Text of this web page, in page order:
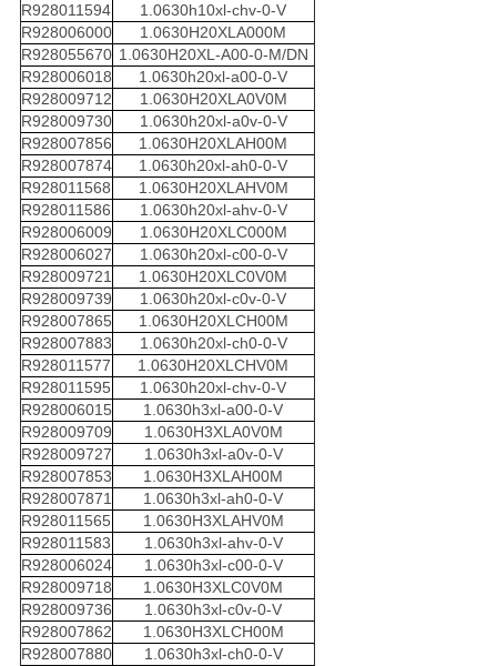
R928011594
1.0630h10xl-chv-0-V
R928006000
1.0630H20XLA000M
R928055670 1.0630H20XL-A00-0-M/DN
R928006018
1.0630h20xl-a00-0-V
R928009712
1.0630H20XLA0V0M
R928009730
1.0630h20xl-a0v-0-V
R928007856
1.0630H20XLAH00M
R928007874
1.0630h20xl-ah0-0-V
R928011568
1.0630H20XLAHV0M
R928011586
1.0630h20xl-ahv-0-V
R928006009
1.0630H20XLC000M
R928006027
1.0630h20xl-c00-0-V
R928009721
1.0630H20XLC0V0M
R928009739
1.0630h20xl-c0v-0-V
R928007865
1.0630H20XLCH00M
R928007883
1.0630h20xl-ch0-0-V
R928011577
1.0630H20XLCHV0M
R928011595
1.0630h20xl-chv-0-V
R928006015
1.0630h3xl-a00-0-V
R928009709
1.0630H3XLA0V0M
R928009727
1.0630h3xl-a0v-0-V
R928007853
1.0630H3XLAH00M
R928007871
1.0630h3xl-ah0-0-V
R928011565
1.0630H3XLAHV0M
R928011583
1.0630h3xl-ahv-0-V
R928006024
1.0630h3xl-c00-0-V
R928009718
1.0630H3XLC0V0M
R928009736
1.0630h3xl-c0v-0-V
R928007862
1.0630H3XLCH00M
R928007880
1.0630h3xl-ch0-0-V